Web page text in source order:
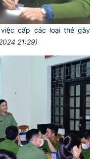
cấp các loại thẻ gây
21:29)